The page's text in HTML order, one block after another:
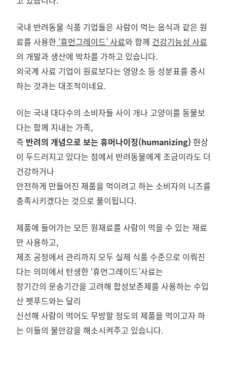
국내 반려동물 식품 기업들은 사람이 먹는 음식과 같은 원
료를 사용한 ‘휴먼그레이드’ 사료와 함께 건강기능성 사료
의 개발과 생산에 박차를 가하고 있습니다.
외국계 사료 기업이 원료보다는 영양소 등 성분표를 중시
하는 것과는 대조적이네요.
이는 국내 대다수의 소비자들 사이 개나 고양이를 동물보
다는 함께 지내는 가족,
즉 반려의 개념으로 보는 휴머나이징(humanizing) 현상
이 두드러지고 있다는 점에서 반려동물에게 조금이라도 더
건강하거나
안전하게 만들어진 제품을 먹이려고 하는 소비자의 니즈를
충족시키겠다는 것으로 풀이됩니다.
제품에 들어가는 모든 원재료를 사람이 먹을 수 있는 재료
만 사용하고,
제조 공정에서 관리까지 모두 실제 식품 수준으로 이뤄진
다는 의미에서 탄생한 ‘휴먼그레이드’사료는
장기간의 운송기간을 고려해 합성보존제를 사용하는 수입
산 펫푸드와는 달리
신선해 사람이 먹어도 무방할 정도의 제품을 먹이고자 하
는 이들의 불안감을 해소시켜주고 있습니다.